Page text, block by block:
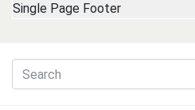
Single Page Footer